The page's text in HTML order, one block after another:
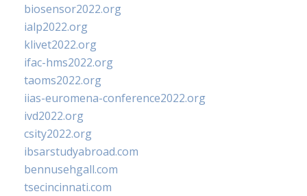
biosensor2022.org
ialp2022.org
klivet2022.org
ifac-hms2022.org
taoms2022.org
iias-euromena-conference2022.org
ivd2022.org
csity2022.org
ibsarstudyabroad.com
bennusehgall.com
tsecincinnati.com